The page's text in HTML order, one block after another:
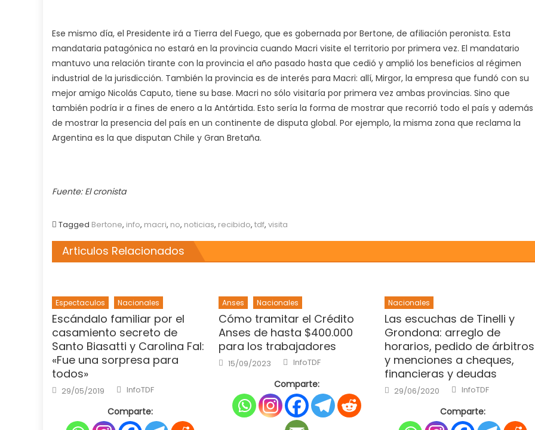
Ese mismo día, el Presidente irá a Tierra del Fuego, que es gobernada por Bertone, de afiliación peronista. Esta
mandataria patagónica no estará en la provincia cuando Macri visite el territorio por primera vez. El mandatario
mantuvo una relación tirante con la provincia el año pasado hasta que cedió y amplió los beneficios al régimen
industrial de la jurisdicción. También la provincia es de interés para Macri: allí, Mirgor, la empresa que fundó con su
mejor amigo Nicolás Caputo, tiene su base. Macri no sólo visitaría por primera vez ambas provincias. Sino que
también podría ir a fines de enero a la Antártida. Esto sería la forma de mostrar que recorrió todo el país y además
de mostrar la presencia del país en un continente de disputa global. Por ejemplo, la misma zona que reclama la
Argentina es la que disputan Chile y Gran Bretaña.
Fuente: El cronista
Tagged Bertone, info, macri, no, noticias, recibido, tdf, visita
Articulos Relacionados
Espectaculos Nacionales
Escándalo familiar por el
casamiento secreto de
Santo Biasatti y Carolina Fal:
«Fue una sorpresa para
todos»
Posted
on
29/05/2019 Author
InfoTDF
Comparte:
Anses Nacionales
Cómo tramitar el Crédito
Anses de hasta $400.000
para los trabajadores
Posted
on
15/09/2023 Author
InfoTDF
Comparte:
Nacionales
Las escuchas de Tinelli y
Grondona: arreglo de
horarios, pedido de árbitros
y menciones a cheques,
financieras y deudas
Posted
on
29/06/2020 Author
InfoTDF
Comparte: